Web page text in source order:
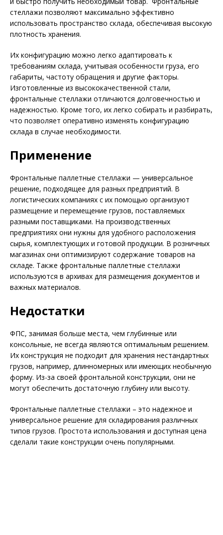
стеллажи позволяют максимально эффективно
использовать пространство склада, обеспечивая высокую
плотность хранения.
Их конфигурацию можно легко адаптировать к
требованиям склада, учитывая особенности груза, его
габариты, частоту обращения и другие факторы.
Изготовленные из высококачественной стали,
фронтальные стеллажи отличаются долговечностью и
надежностью. Кроме того, их легко собирать и разбирать,
что позволяет оперативно изменять конфигурацию
склада в случае необходимости.
Применение
Фронтальные паллетные стеллажи — универсальное
решение, подходящее для разных предприятий. В
логистических компаниях с их помощью организуют
размещение и перемещение грузов, поставляемых
разными поставщиками. На производственных
предприятиях они нужны для удобного расположения
сырья, комплектующих и готовой продукции. В розничных
магазинах они оптимизируют содержание товаров на
складе. Также фронтальные паллетные стеллажи
используются в архивах для размещения документов и
важных материалов.
Недостатки
ФПС, занимая больше места, чем глубинные или
консольные, не всегда являются оптимальным решением.
Их конструкция не подходит для хранения нестандартных
грузов, например, длинномерных или имеющих необычную
форму. Из-за своей фронтальной конструкции, они не
могут обеспечить достаточную глубину или высоту.
Фронтальные паллетные стеллажи – это надежное и
универсальное решение для складирования различных
типов грузов. Простота использования и доступная цена
сделали такие конструкции очень популярными.